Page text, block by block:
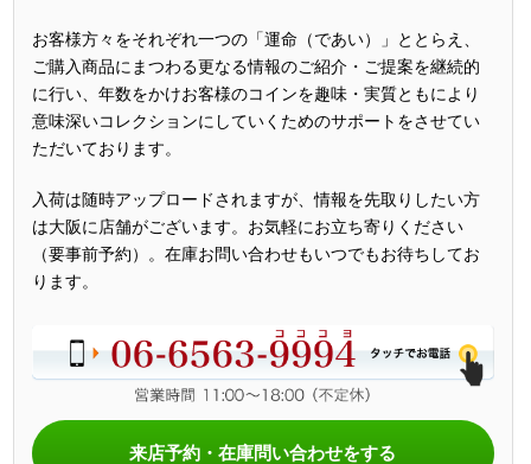
お客様方々をそれぞれ一つの「運命（であい）」ととらえ、
ご購入商品にまつわる更なる情報のご紹介・ご提案を継続的
に行い、年数をかけお客様のコインを趣味・実質ともにより
意味深いコレクションにしていくためのサポートをさせてい
ただいております。
入荷は随時アップロードされますが、情報を先取りしたい方
は大阪に店舗がございます。お気軽にお立ち寄りください
（要事前予約）。在庫お問い合わせもいつでもお待ちしてお
ります。
来店予約・在庫問い合わせをする